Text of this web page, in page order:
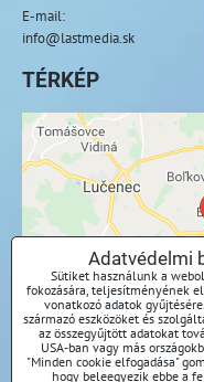
E-mail:
info@lastmedia.sk
TÉRKÉP
A külső
adatvédelmi
Külső
Mindig
Adatvédelmi
Sütiket használunk a
fokozására, teljesítményének
vonatkozó adatok
származó eszközöket és
az összegyűjtött adatokat
USA-ban vagy más
"Minden cookie elfogadása"
hogy beleegyezik ebbe a